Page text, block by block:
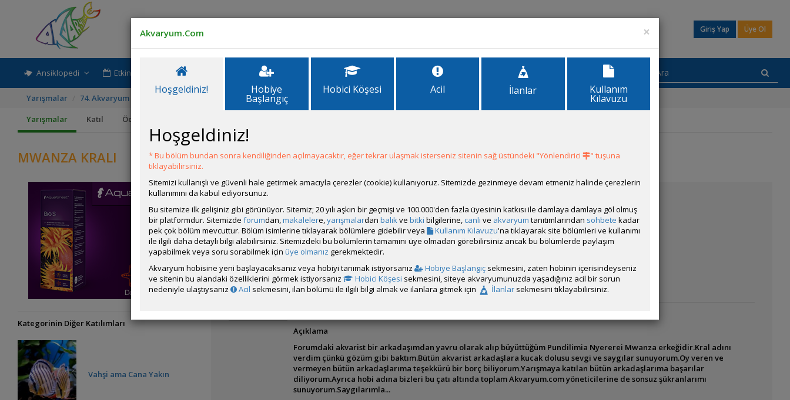
Giriş Yap Üye Ol
Ansiklopedi Etkinlik-Paylaşım İlanlar Forum
Yarışmalar 74. Akvaryum ve Akvaryum Canlısı Yarışması
MWANZA KRALI
Yarışmalar
Katıl Ödüller
MWANZA KRALI
Kategorinin Diğer Katılımları
Vahşi ama Cana Yakın
Açıklama
Forumdaki akvarist bir arkadaşımdan yavru olarak alıp büyüttüğüm Pundilimia Nyererei Mwanza erkeğidir.Kral adını
verdim çünkü gözüm gibi baktım.Bütün akvarist arkadaşlara kucak dolusu sevgi ve saygılar sunuyorum.Oy veren ve
vermeyen bütün arkadaşlarıma teşekkürü bir borç biliyorum.Yarışmaya katılan bütün arkadaşlarıma başarılar
diliyorum.Ayrıca hobi adına bizleri bu çatı altında toplam Akvaryum.com yöneticilerine de sonsuz şükranlarımı
sunuyorum.Saygılarımla...
×
Akvaryum.Com
Hoşgeldiniz! Hobiye
Başlangıç
Hobici Köşesi Acil İlanlar Kullanım
Kılavuzu
Hoşgeldiniz!
* Bu bölüm bundan sonra kendiliğinden açılmayacaktır, eğer tekrar ulaşmak isterseniz sitenin sağ üstündeki "Yönlendirici
" tuşuna
tıklayabilirsiniz.
Sitemizi kullanışlı ve güvenli hale getirmek amacıyla çerezler (cookie) kullanıyoruz. Sitemizde gezinmeye devam etmeniz halinde çerezlerin
kullanımını da kabul ediyorsunuz.
Bu sitemize ilk gelişiniz gibi görünüyor. Sitemiz; 20 yılı aşkın bir geçmişi ve 100.000'den fazla üyesinin katkısı ile damlaya damlaya göl olmuş
bir platformdur. Sitemizde forumdan,makalelere,yarışmalardan balıkve bitki bilgilerine, canlı ve akvaryum tanıtımlarından sohbete kadar
pek çok bölüm mevcuttur. Bölüm isimlerine tıklayarak bölümlere gidebilir veya
Kullanım Kılavuzu'na tıklayarak site bölümleri ve kullanımı
ile ilgili daha detaylı bilgi alabilirsiniz. Sitemizdeki bu bölümlerin tamamını üye olmadan görebilirsiniz ancak bu bölümlerde paylaşım
yapabilmek veya soru sorabilmek için üye olmanız gerekmektedir.
Akvaryum hobisine yeni başlayacaksanız veya hobiyi tanımak istiyorsanız
Hobiye Başlangıç sekmesini, zaten hobinin içerisindeyseniz
ve sitenin bu alandaki özelliklerini görmek istiyorsanız
Hobici Köşesi sekmesini, siteye akvaryumunuzda yaşadığınız acil bir sorun
nedeniyle ulaştıysanız
Acil sekmesini, ilan bölümü ile ilgili bilgi almak ve ilanlara gitmek için İlanlar sekmesini tıklayabilirsiniz.